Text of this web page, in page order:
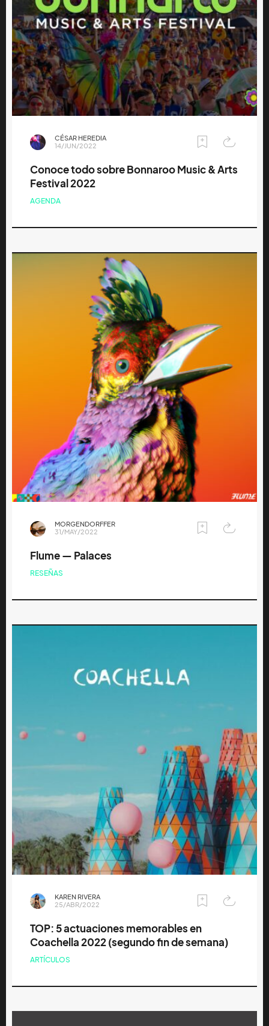
CÉSAR HEREDIA
14/JUN/2022
Conoce todo sobre Bonnaroo Music & Arts
Festival 2022
AGENDA
MORGENDORFFER
31/MAY/2022
Flume — Palaces
RESEÑAS
KAREN RIVERA
25/ABR/2022
TOP: 5 actuaciones memorables en
Coachella 2022 (segundo fin de semana)
ARTÍCULOS